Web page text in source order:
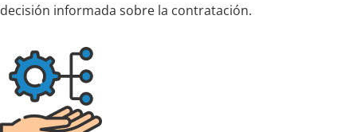
decisión informada sobre la contratación.